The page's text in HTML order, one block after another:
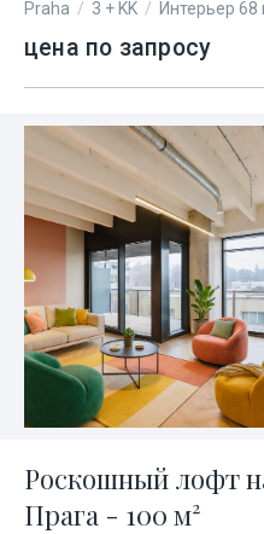
Praha / 3 + KK / Интерьер 68
цена по запросу
Роскошный лофт
Прага - 100 м²